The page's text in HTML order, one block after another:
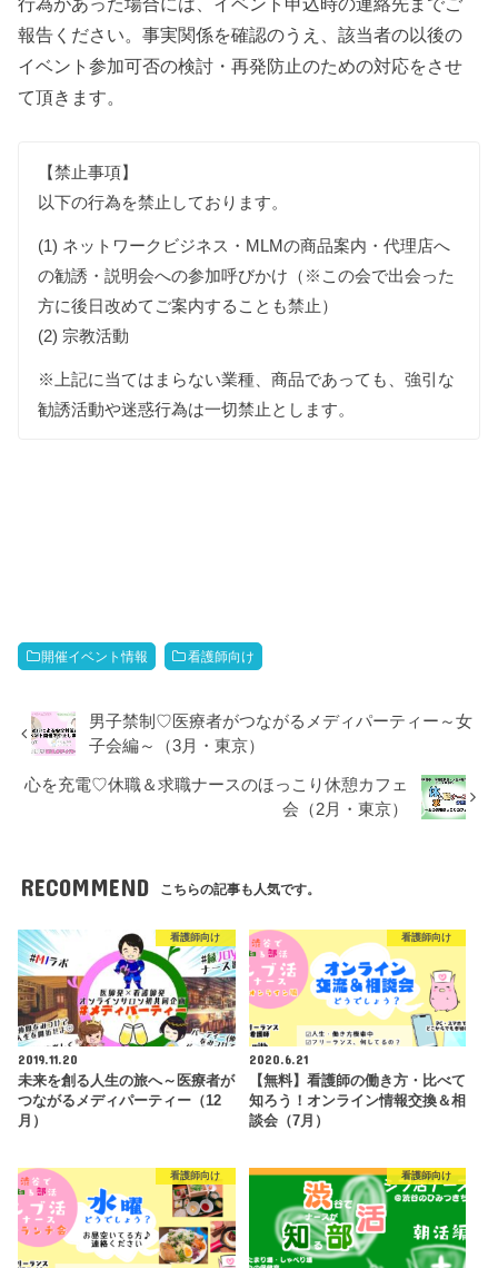
報告ください。事実関係を確認のうえ、該当者の以後の
イベント参加可否の検討・再発防止のための対応をさせ
て頂きます。
【禁止事項】
以下の行為を禁止しております。
(1) ネットワークビジネス・MLMの商品案内・代理店へ
の勧誘・説明会への参加呼びかけ（※この会で出会った
方に後日改めてご案内することも禁止）
(2) 宗教活動
※上記に当てはまらない業種、商品であっても、強引な
勧誘活動や迷惑行為は一切禁止とします。
開催イベント情報 看護師向け
男子禁制♡医療者がつながるメディパーティー～女
子会編～（3月・東京）
心を充電♡休職＆求職ナースのほっこり休憩カフェ
会（2月・東京）
RECOMMEND こちらの記事も人気です。
看護師向け
2019.11.20
未来を創る人生の旅へ～医療者が
つながるメディパーティー（12
月）
看護師向け
2020.6.21
【無料】看護師の働き方・比べて
知ろう！オンライン情報交換＆相
談会（7月）
看護師向け 看護師向け